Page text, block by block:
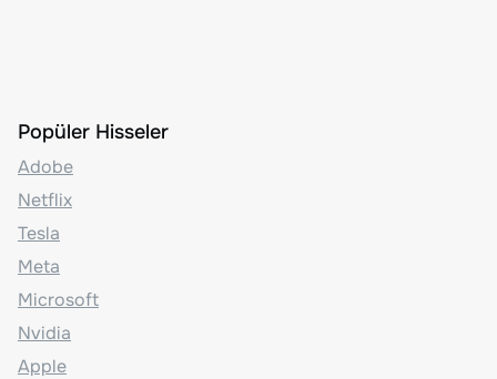
Popüler Hisseler
Adobe
Netflix
Tesla
Meta
Microsoft
Nvidia
Apple